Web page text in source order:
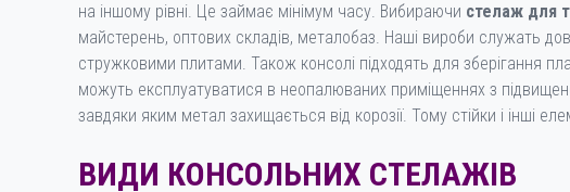
на іншому рівні. Це займає мінімум часу. Вибираючи стелаж для
майстерень, оптових складів, металобаз. Наші вироби служать
стружковими плитами. Також консолі підходять для зберігання
можуть експлуатуватися в неопалюваних приміщеннях з
завдяки яким метал захищається від корозії. Тому стійки і інші
ВИДИ КОНСОЛЬНИХ СТЕЛАЖІВ